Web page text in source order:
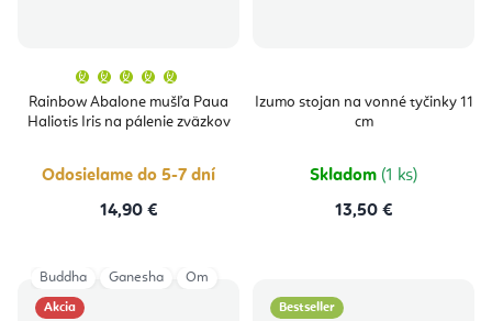
Rainbow Abalone mušľa Paua
Haliotis Iris na pálenie zväzkov
produktu
je
5,0
hviezdičiek.
Odosielame do 5-7 dní
14,90 €
Izumo stojan na vonné tyčinky 11
cm
Skladom (1 ks)
13,50 €
Akcia
Buddha Ganesha Om
Bestseller